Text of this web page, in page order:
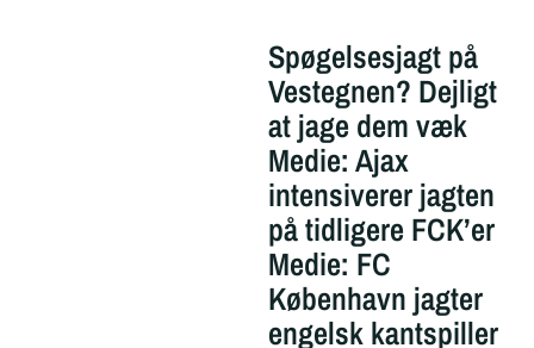
Spøgelsesjagt på
Vestegnen? Dejligt
at jage dem væk
Medie: Ajax
intensiverer jagten
på tidligere FCK’er
Medie: FC
København jagter
engelsk kantspiller